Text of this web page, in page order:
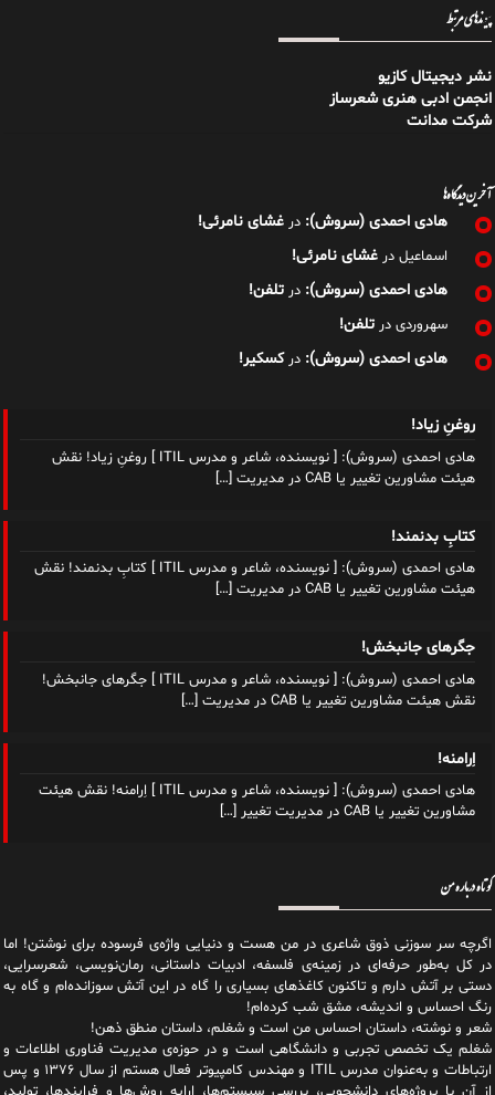
پیوندهای مرتبط
نشر دیجیتال کازیو
انجمن ادبی هنری شعرساز
شرکت مدانت
آخرین دیدگاه‌ها
هادی احمدی (سروش): در غشای نامرئی!
اسماعیل در غشای نامرئی!
هادی احمدی (سروش): در تلفن!
سهروردی در تلفن!
هادی احمدی (سروش): درکسکیر!
روغنِ زیاد!
هادی احمدی (سروش): [ نویسنده، شاعر و مدرس ITIL ] روغنِ زیاد! نقش
هیئت مشاورین تغییر یا CAB در مدیریت
[…]
کتابِ بدنمند!
هادی احمدی (سروش): [ نویسنده، شاعر و مدرس ITIL ] کتابِ بدنمند! نقش
هیئت مشاورین تغییر یا CAB در مدیریت
[…]
جگرهای جانبخش!
هادی احمدی (سروش): [ نویسنده، شاعر و مدرس ITIL ] جگرهای جانبخش!
نقش هیئت مشاورین تغییر یا CAB در مدیریت
[…]
اِرامنه!
هادی احمدی (سروش): [ نویسنده، شاعر و مدرس ITIL ] اِرامنه! نقش هیئت
مشاورین تغییر یا CAB در مدیریت تغییر
[…]
کوتاه درباره من
اگرچه سر سوزنی ذوق شاعری در من هست و دنیایی واژه‌‌ی فرسوده برای نوشتن! اما
در کل به‌طور حرفه‌ای در زمینه‌ی فلسفه، ادبیات داستانی، رمان‌نویسی، شعرسرایی،
دستی بر آتش دارم و تاکنون کاغذهای بسیاری را گاه در این آتش سوزانده‌ام و گاه به
رنگ احساس و اندیشه، مشق شب کرده‌ام!
شعر و نوشته، داستان احساس من است و شغلم، داستان منطق ذهن!
شغلم یک تخصص تجربی و دانشگاهی است و در حوزه‌ی مدیریت فناوری اطلاعات و
ارتباطات و به‌عنوان مدرس ITIL و مهندس کامپیوتر فعال هستم از سال ۱۳۷۶ و پس